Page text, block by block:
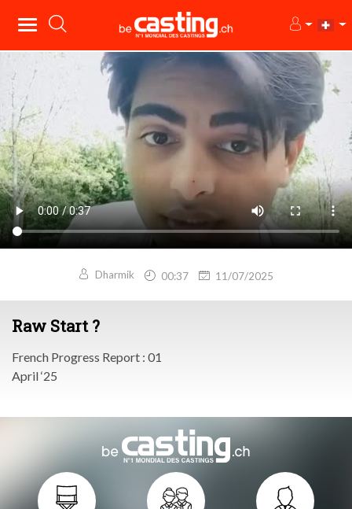
Dharmik 00:37 11/07/2025
Raw Start ?
French Progress Report : 01
April ‘25